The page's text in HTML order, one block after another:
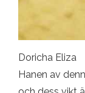
Doricha Eliza
Hanen av